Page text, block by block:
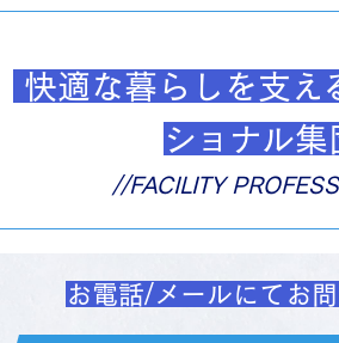
快適な暮らしを支え
ショナル集
//FACILITY
お電話/メールにてお